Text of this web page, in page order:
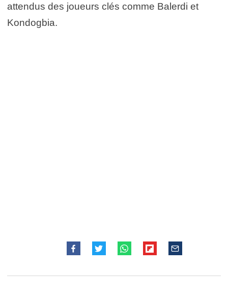
attendus des joueurs clés comme Balerdi et
Kondogbia.